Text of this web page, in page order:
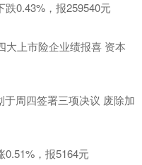
0.43%，报259540元
大上市险企业绩报喜 资本
周四签署三项决议 废除加
，报5164元